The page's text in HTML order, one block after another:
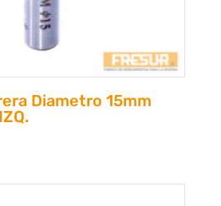
Diametro 15mm